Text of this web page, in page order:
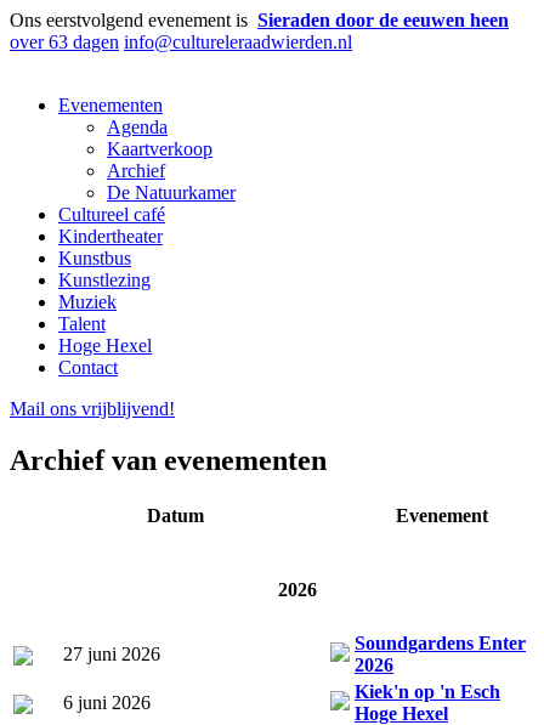
Ons eerstvolgend evenement is Sieraden door de eeuwen heen
over 63 dagen info@cultureleraadwierden.nl
Evenementen
Agenda
Kaartverkoop
Archief
De Natuurkamer
Cultureel café
Kindertheater
Kunstbus
Kunstlezing
Muziek
Talent
Hoge Hexel
Contact
Mail ons vrijblijvend!
Archief van evenementen
Datum Evenement
2026
27 juni 2026
Soundgardens Enter
2026
6 juni 2026
Kiek'n op 'n Esch
Hoge Hexel